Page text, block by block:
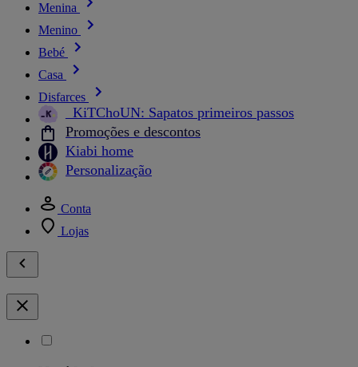
Menina
Menino
Bebé
Casa
Disfarces
_KiTChoUN: Sapatos primeiros passos
Promoções e descontos
Kiabi home
Personalização
Conta
Lojas